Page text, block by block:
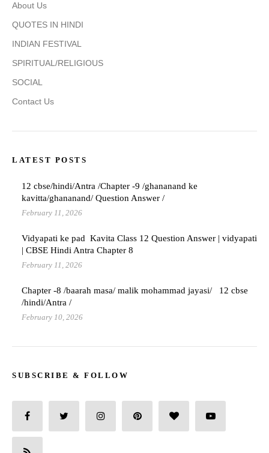
About Us
QUOTES IN HINDI
INDIAN FESTIVAL
SPIRITUAL/RELIGIOUS
SOCIAL
Contact Us
LATEST POSTS
12 cbse/hindi/Antra /Chapter -9 /ghananand ke
kavitta/ghananand/ Question Answer /
February 11, 2026
Vidyapati ke pad Kavita Class 12 Question Answer | vidyapati
| CBSE Hindi Antra Chapter 8
February 11, 2026
Chapter -8 /baarah masa/ malik mohammad jayasi/ 12 cbse
/hindi/Antra /
February 10, 2026
SUBSCRIBE & FOLLOW